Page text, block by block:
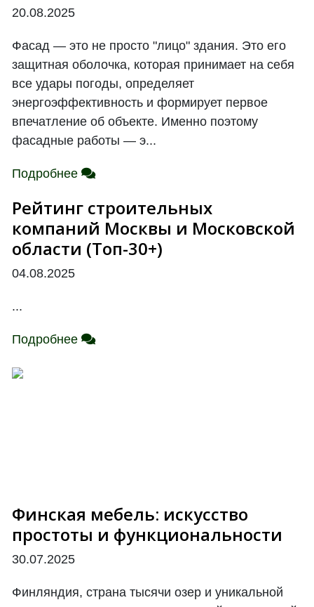
20.08.2025
Фасад — это не просто "лицо" здания. Это его
защитная оболочка, которая принимает на себя
все удары погоды, определяет
энергоэффективность и формирует первое
впечатление об объекте. Именно поэтому
фасадные работы — э...
Подробнее
Рейтинг строительных
компаний Москвы и Московской
области (Топ-30+)
04.08.2025
...
Подробнее
Финская мебель: искусство
простоты и функциональности
30.07.2025
Финляндия, страна тысячи озер и уникальной